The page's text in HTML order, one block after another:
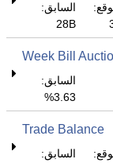
السابق:
28B
السابق:
3.63%
Trade Balance
السابق: